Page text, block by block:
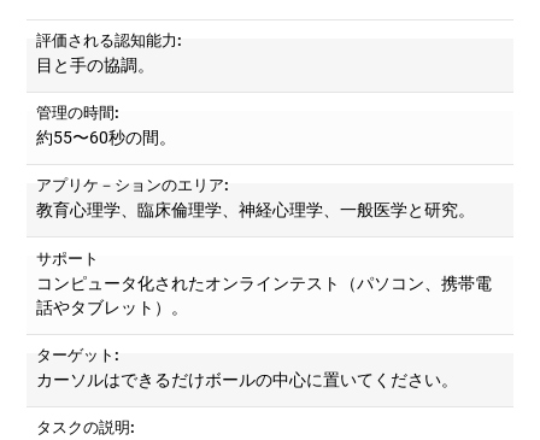
評価される認知能力:
目と手の協調。
管理の時間:
約55〜60秒の間。
アプリケ－ションのエリア:
教育心理学、臨床倫理学、神経心理学、一般医学と研究。
サポート
コンピュータ化されたオンラインテスト（パソコン、携帯電
話やタブレット）。
ターゲット:
カーソルはできるだけボールの中心に置いてください。
タスクの説明: